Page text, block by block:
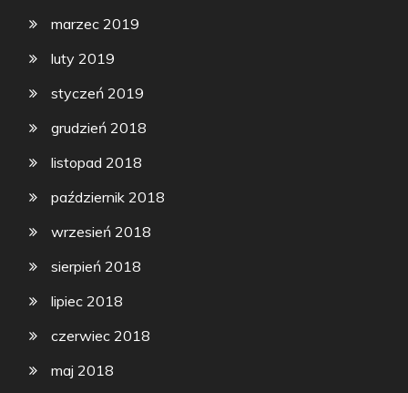
marzec 2019
luty 2019
styczeń 2019
grudzień 2018
listopad 2018
październik 2018
wrzesień 2018
sierpień 2018
lipiec 2018
czerwiec 2018
maj 2018